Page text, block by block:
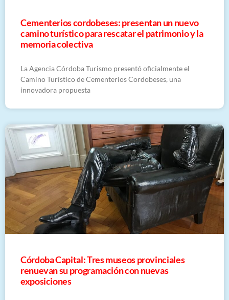
Cementerios cordobeses: presentan un nuevo
camino turístico para rescatar el patrimonio y la
memoria colectiva
La Agencia Córdoba Turismo presentó oficialmente el
Camino Turístico de Cementerios Cordobeses, una
innovadora propuesta
Córdoba Capital: Tres museos provinciales
renuevan su programación con nuevas
exposiciones